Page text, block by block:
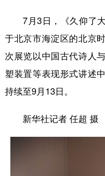
7月3日，《久仰了大
于北京市海淀区的北京
次展览以中国古代诗人
塑装置等表现形式讲述
持续至9月13日。
新华社记者 任超 摄